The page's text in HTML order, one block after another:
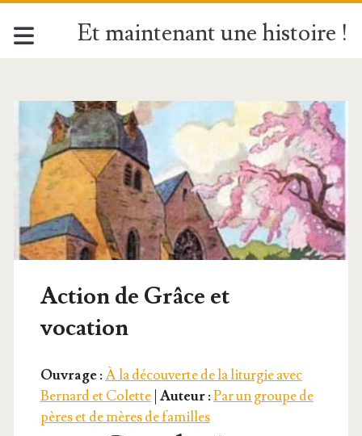
Et maintenant une histoire !
Action de Grâce et
vocation
Ouvrage :À la découverte de la liturgie avec
Bernard et Colette| Auteur :Par un groupe de
pères et de mères de familles